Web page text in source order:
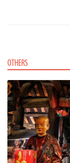
OTHERS